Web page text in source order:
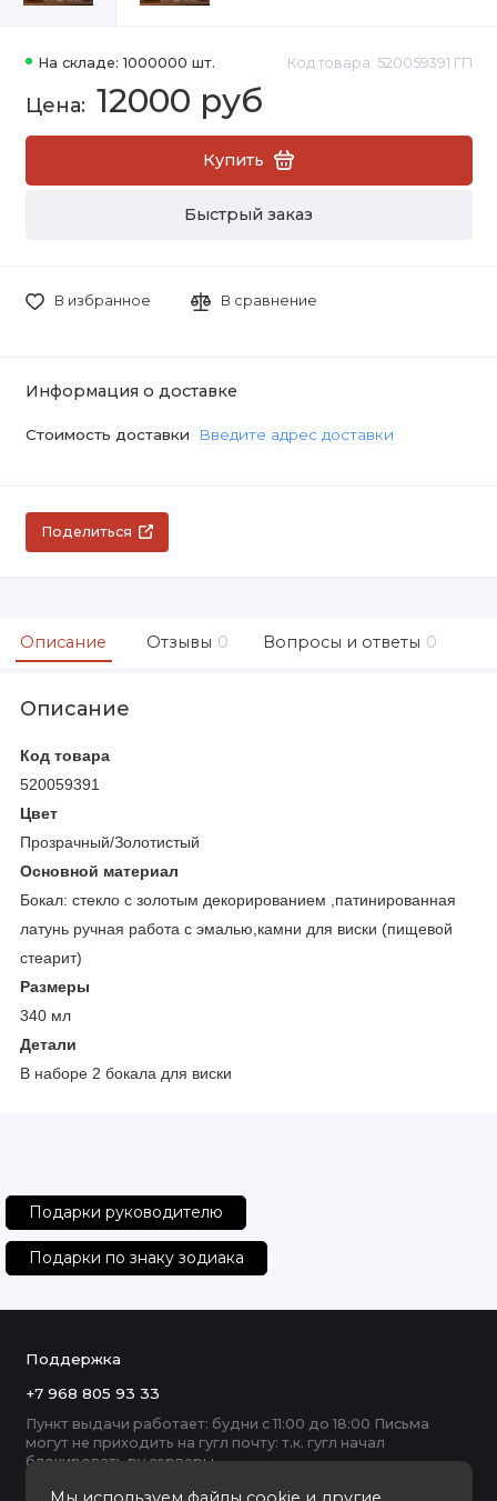
На складе: 1000000 шт. Код товара: 520059391 ГП
12000 руб
Купить
Быстрый заказ
В избранное В сравнение
Информация о доставке
Стоимость доставки Введите адрес доставки
Поделиться
Описание Отзывы 0 Вопросы и ответы 0
Описание
Код товара
520059391
Цвет
Прозрачный/Золотистый
Основной материал
Бокал: стекло с золотым декорированием ,патинированная
латунь ручная работа с эмалью,камни для виски (пищевой
стеарит)
Размеры
340 мл
Детали
В наборе 2 бокала для виски
Подарки руководителю
Подарки по знаку зодиака
Поддержка
+7 968 805 93 33
Пункт выдачи работает: будни с 11:00 до 18:00 Письма
могут не приходить на гугл почту: т.к. гугл начал
блокировать ру серверы